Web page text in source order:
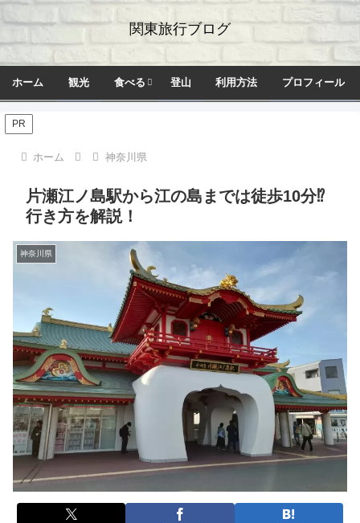
関東旅行ブログ
ホーム 観光 食べる 登山 利用方法 プロフィール
PR
ホーム 神奈川県
片瀬江ノ島駅から江の島までは徒歩10分⁉
行き方を解説！
神奈川県